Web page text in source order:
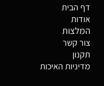
דף הבית
אודות
המלצות
צור קשר
תקנון
מדיניות האיכות